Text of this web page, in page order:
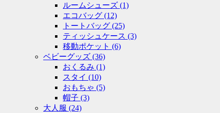
ルームシューズ (1)
エコバッグ (12)
トートバッグ (25)
ティッシュケース (3)
移動ポケット (6)
ベビーグッズ (36)
おくるみ (1)
スタイ (10)
おもちゃ (5)
帽子 (3)
大人服 (24)